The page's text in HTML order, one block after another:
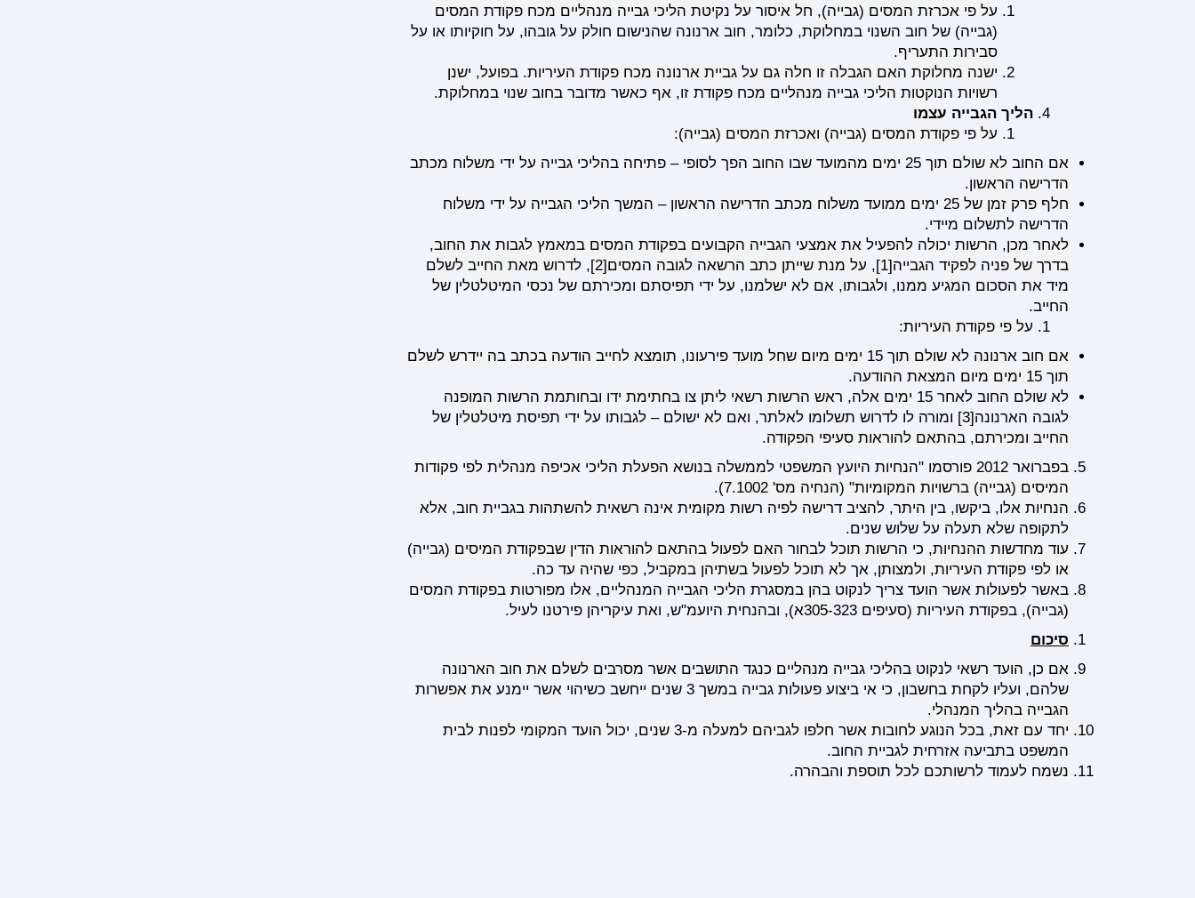
על פי אכרזת המסים (גבייה), חל איסור על נקיטת הליכי גבייה מנהליים מכח פקודת המסים
(גבייה) של חוב השנוי במחלוקת, כלומר, חוב ארנונה שהנישום חולק על גובהו, על חוקיותו או על
סבירות התעריף.
ישנה מחלוקת האם הגבלה זו חלה גם על גביית ארנונה מכח פקודת העיריות. בפועל, ישנן
רשויות הנוקטות הליכי גבייה מנהליים מכח פקודת זו, אף כאשר מדובר בחוב שנוי במחלוקת.
הליך הגבייה עצמו
על פי פקודת המסים (גבייה) ואכרזת המסים (גבייה):
אם החוב לא שולם תוך 25 ימים מהמועד שבו החוב הפך לסופי – פתיחה בהליכי גבייה על ידי משלוח מכתב
הדרישה הראשון.
חלף פרק זמן של 25 ימים ממועד משלוח מכתב הדרישה הראשון – המשך הליכי הגבייה על ידי משלוח
הדרישה לתשלום מיידי.
לאחר מכן, הרשות יכולה להפעיל את אמצעי הגבייה הקבועים בפקודת המסים במאמץ לגבות את החוב,
בדרך של פניה לפקיד הגבייה[1] , על מנת שייתן כתב הרשאה לגובה המסים[2]
, לדרוש מאת החייב לשלם
מיד את הסכום המגיע ממנו, ולגבותו, אם לא ישלמנו, על ידי תפיסתם ומכירתם של נכסי המיטלטלין של
החייב.
על פי פקודת העיריות:
אם חוב ארנונה לא שולם תוך 15 ימים מיום שחל מועד פירעונו, תומצא לחייב הודעה בכתב בה יידרש לשלם
תוך 15 ימים מיום המצאת ההודעה.
לא שולם החוב לאחר 15 ימים אלה, ראש הרשות רשאי ליתן צו בחתימת ידו ובחותמת הרשות המופנה
לגובה הארנונה[3]
ומורה לו לדרוש תשלומו לאלתר, ואם לא ישולם – לגבותו על ידי תפיסת מיטלטלין של
החייב ומכירתם, בהתאם להוראות סעיפי הפקודה.
בפברואר 2012 פורסמו "הנחיות היועץ המשפטי לממשלה בנושא הפעלת הליכי אכיפה מנהלית לפי פקודות
המיסים (גבייה) ברשויות המקומיות" (הנחיה מס' 7.1002).
הנחיות אלו, ביקשו, בין היתר, להציב דרישה לפיה רשות מקומית אינה רשאית להשתהות בגביית חוב, אלא
לתקופה שלא תעלה על שלוש שנים.
עוד מחדשות ההנחיות, כי הרשות תוכל לבחור האם לפעול בהתאם להוראות הדין שבפקודת המיסים (גבייה)
או לפי פקודת העיריות, ולמצותן, אך לא תוכל לפעול בשתיהן במקביל, כפי שהיה עד כה.
באשר לפעולות אשר הועד צריך לנקוט בהן במסגרת הליכי הגבייה המנהליים, אלו מפורטות בפקודת המסים
(גבייה), בפקודת העיריות (סעיפים 305-323א), ובהנחית היועמ"ש, ואת עיקריהן פירטנו לעיל.
סיכום
אם כן, הועד רשאי לנקוט בהליכי גבייה מנהליים כנגד התושבים אשר מסרבים לשלם את חוב הארנונה
שלהם, ועליו לקחת בחשבון, כי אי ביצוע פעולות גבייה במשך 3 שנים ייחשב כשיהוי אשר יימנע את אפשרות
הגבייה בהליך המנהלי.
יחד עם זאת, בכל הנוגע לחובות אשר חלפו לגביהם למעלה מ-3 שנים, יכול הועד המקומי לפנות לבית
המשפט בתביעה אזרחית לגביית החוב.
נשמח לעמוד לרשותכם לכל תוספת והבהרה.